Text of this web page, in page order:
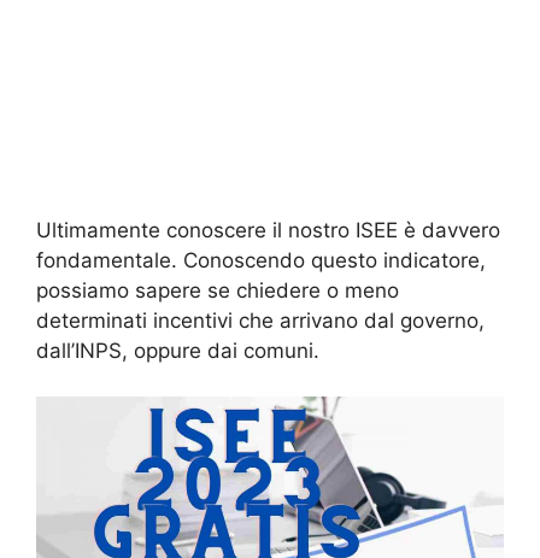
Ultimamente conoscere il nostro ISEE è davvero
fondamentale. Conoscendo questo indicatore,
possiamo sapere se chiedere o meno
determinati incentivi che arrivano dal governo,
dall’INPS, oppure dai comuni.